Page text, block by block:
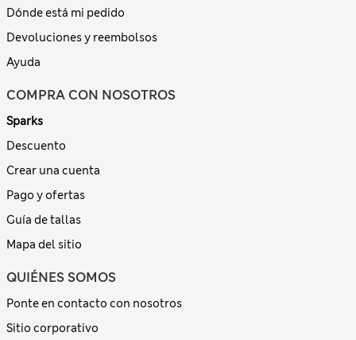
Dónde está mi pedido
Devoluciones y reembolsos
Ayuda
COMPRA CON NOSOTROS
Sparks
Descuento
Crear una cuenta
Pago y ofertas
Guía de tallas
Mapa del sitio
QUIÉNES SOMOS
Ponte en contacto con nosotros
Sitio corporativo